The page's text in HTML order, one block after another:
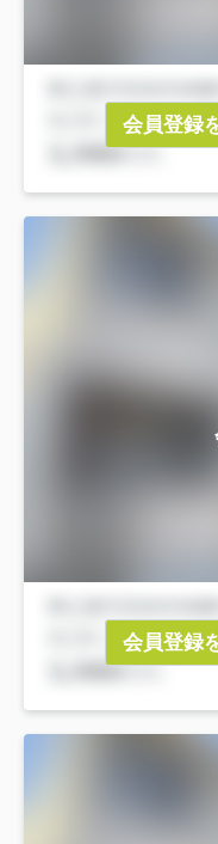
会員登録
会員登録